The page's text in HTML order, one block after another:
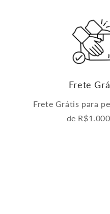
Frete
Frete Grátis para
de